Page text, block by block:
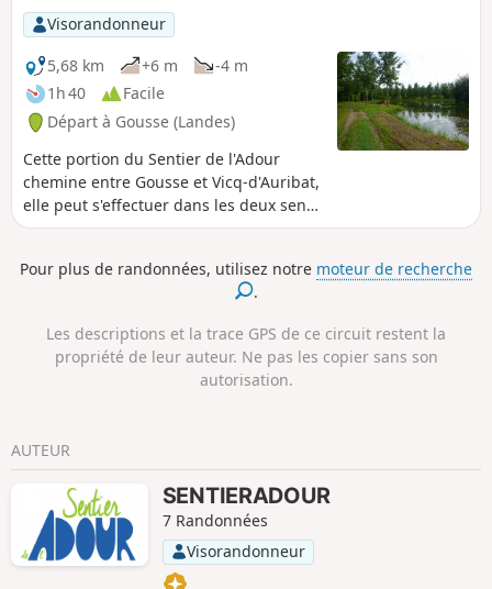
Visorandonneur
5,68 km
+6 m
-4 m
1h 40
Facile
Départ à Gousse (Landes)
Cette portion du Sentier de l'Adour
chemine entre Gousse et Vicq-d'Auribat,
elle peut s'effectuer dans les deux sens
en aller-retour ou en aller simple, dans
deux véhicules.
Pour plus de randonnées, utilisez notre moteur de recherche
.
Les descriptions et la trace GPS de ce circuit restent la
propriété de leur auteur. Ne pas les copier sans son
autorisation.
AUTEUR
SENTIERADOUR
7 Randonnées
Visorandonneur